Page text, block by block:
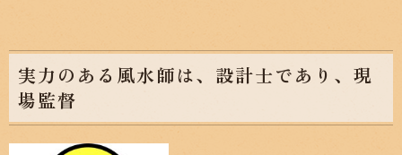
実力のある風水師は、設計士であり、現
場監督